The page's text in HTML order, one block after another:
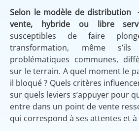
Selon le modèle de distribution
vente, hybride ou libre
susceptibles de faire
transformation, même
problématiques communes,
sur le terrain. A quel moment le
il bloqué ? Quels critères
sur quels leviers s’appuyer pour
entre dans un point de vente
qui correspond à ses attentes et à